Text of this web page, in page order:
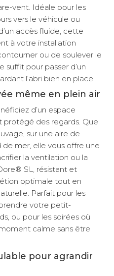
vent. Idéale pour les
vers le véhicule ou
accès fluide, cette
à votre installation
ou de soulever le
suffit pour passer d’un
l’abri bien en place.
même en plein air
d’un espace
protégé des regards. Que
sur une aire de
mer, elle vous offre une
la ventilation ou la
SL, résistant et
optimale tout en
Parfait pour les
votre petit-
ou pour les soirées où
calme sans être
pour agrandir